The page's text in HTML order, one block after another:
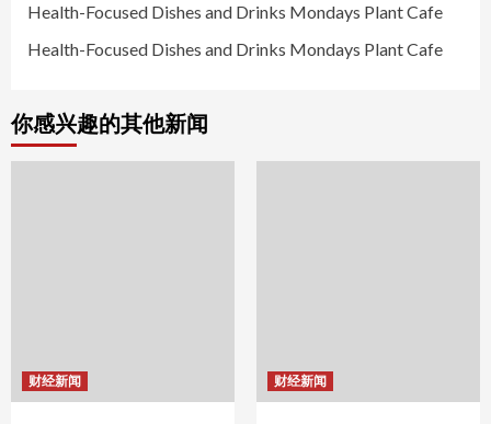
Health-Focused Dishes and Drinks Mondays Plant Cafe
Health-Focused Dishes and Drinks Mondays Plant Cafe
你感兴趣的其他新闻
财经新闻 财经新闻